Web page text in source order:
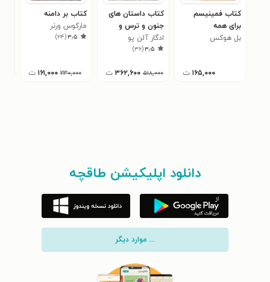
کتاب فمینیسم
برای همه
بل هوکس
۱۶۵,۰۰۰ ت
کتاب داستان های
جنون و ترس و
خیال
ادگار آلن پو
۳٫۵(۳۶)
۵۱۸,۰۰۰ ۳۶۲,۶۰۰ ت
کتاب بر دامنه
مارکوس ورنر
۳٫۵(۲۴)
۲۳۰,۰۰۰ ۱۶۱,۰۰۰ ت
دانلود اپلیکیشن طاقچه
... موارد دیگر